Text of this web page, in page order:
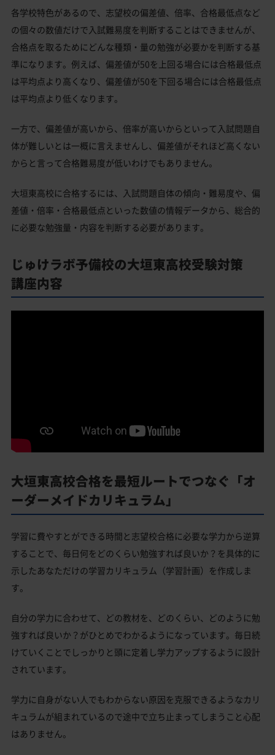
各学校特色があるので、志望校の偏差値、倍率、合格最低点など
の個々の数値だけで入試難易度を判断することはできませんが、
合格点を取るためにどんな種類・量の勉強が必要かを判断する基
準になります。例えば、偏差値が50を上回る場合には合格最低点
は平均点より高くなり、偏差値が50を下回る場合には合格最低点
は平均点より低くなります。
一方で、偏差値が高いから、倍率が高いからといって入試問題自
体が難しいとは一概に言えませんし、偏差値がそれほど高くない
からと言って合格難易度が低いわけでもありません。
大垣東高校に合格するには、入試問題自体の傾向・難易度や、偏
差値・倍率・合格最低点といった数値の情報データから、総合的
に必要な勉強量・内容を判断する必要があります。
じゅけラボ予備校の大垣東高校受験対策
講座内容
大垣東高校合格を最短ルートでつなぐ「オ
ーダーメイドカリキュラム」
学習に費やすとができる時間と志望校合格に必要な学力から逆算
することで、毎日何をどのくらい勉強すれば良いか？を具体的に
示したあなただけの学習カリキュラム（学習計画）を作成しま
す。
自分の学力に合わせて、どの教材を、どのくらい、どのように勉
強すれば良いか？がひとめでわかるようになっています。毎日続
けていくことでしっかりと頭に定着し学力アップするように設計
されています。
学力に自身がない人でもわからない原因を克服できるようなカリ
キュラムが組まれているので途中で立ち止まってしまうこと心配
はありません。